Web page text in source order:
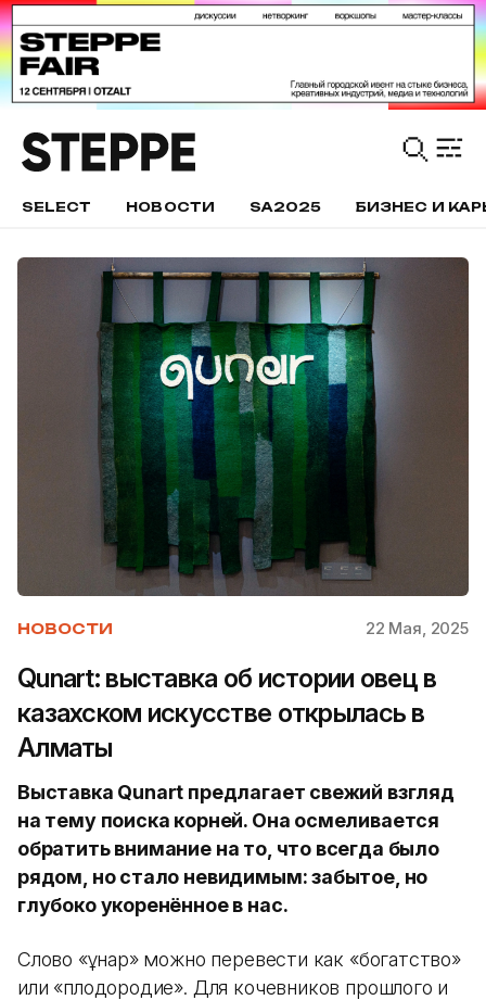
SELECT НОВОСТИ SA2025 БИЗНЕС И
НОВОСТИ 22 Мая, 2025
Qunart: выставка об истории овец в
казахском искусстве открылась в
Алматы
Выставка Qunart предлагает свежий взгляд
на тему поиска корней. Она осмеливается
обратить внимание на то, что всегда было
рядом, но стало невидимым: забытое, но
глубоко укоренённое в нас.
Слово «құнар» можно перевести как «богатство»
или «плодородие». Для кочевников прошлого и